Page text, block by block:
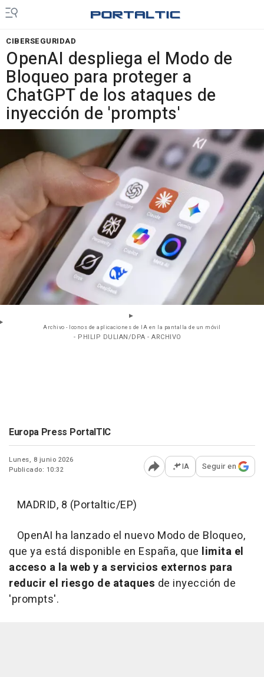
CIBERSEGURIDAD
OpenAI despliega el Modo de
Bloqueo para proteger a
ChatGPT de los ataques de
inyección de 'prompts'
Archivo - Iconos de aplicaciones de IA en la pantalla de un móvil
- PHILIP DULIAN/DPA - ARCHIVO
Europa Press PortalTIC
Lunes, 8 junio 2026
Publicado: 10:32
Abrir opciones para
IA Seguir en
MADRID, 8 (Portaltic/EP)
OpenAI ha lanzado el nuevo Modo de Bloqueo,
que ya está disponible en España, que limita el
acceso a la web y a servicios externos para
reducir el riesgo de ataques de inyección de
'prompts'.